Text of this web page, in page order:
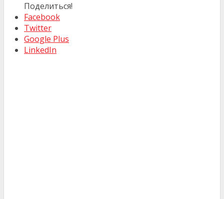
Поделиться!
Facebook
Twitter
Google Plus
LinkedIn